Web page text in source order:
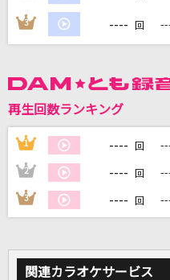
DAMの新曲
カラオケ最
カラオケを
家族や友達と
3 ---- 回
再生回数ランキング
1 ---- 回
2 ---- 回
3 ---- 回
関連カラオケサービス